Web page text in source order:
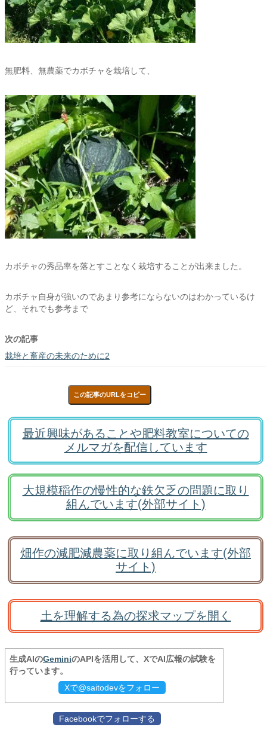
無肥料、無農薬でカボチャを栽培して、
カボチャの秀品率を落とすことなく栽培することが出来ました。
カボチャ自身が強いのであまり参考にならないのはわかっているけ
ど、それでも参考まで
次の記事
栽培と畜産の未来のために2
この記事のURLをコピー
最近興味があることや肥料教室についての
メルマガを配信しています
大規模稲作の慢性的な鉄欠乏の問題に取り
組んでいます(外部サイト)
畑作の減肥減農薬に取り組んでいます(外部
サイト)
土を理解する為の探求マップを開く
生成AIのGeminiのAPIを活用して、XでAI広報の試験を
行っています。
Xで@saitodevをフォロー
Facebookでフォローする